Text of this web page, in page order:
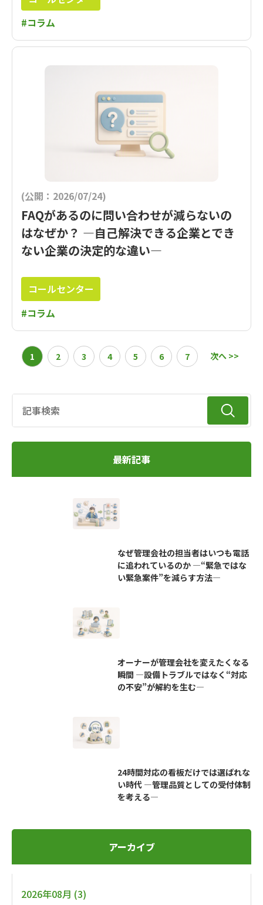
#コラム
(公開：2026/07/24)
FAQがあるのに問い合わせが減らないの
はなぜか？ ―自己解決できる企業とでき
ない企業の決定的な違い―
コールセンター
#コラム
1 2 3 4 5 6 7 次へ >>
最新記事
なぜ管理会社の担当者はいつも電話
に追われているのか ―“緊急ではな
い緊急案件”を減らす方法―
オーナーが管理会社を変えたくなる
瞬間 ―設備トラブルではなく“対応
の不安”が解約を生む―
24時間対応の看板だけでは選ばれな
い時代 ―管理品質としての受付体制
を考える―
アーカイブ
2026年08月 (3)